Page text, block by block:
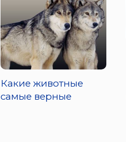
Какие животные
самые верные